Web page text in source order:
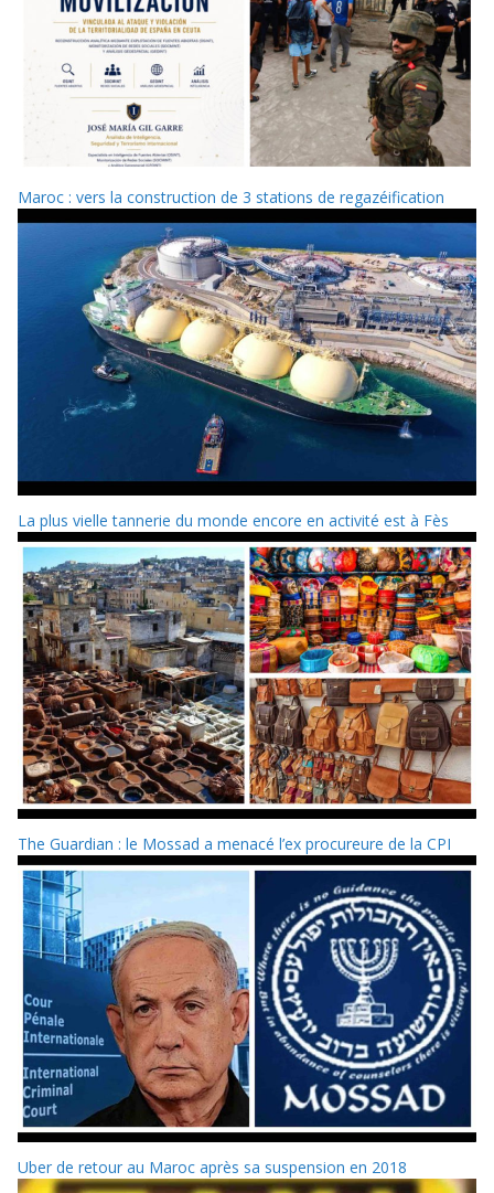
Maroc : vers la construction de 3 stations de regazéification
La plus vielle tannerie du monde encore en activité est à Fès
The Guardian : le Mossad a menacé l’ex procureure de la CPI
Uber de retour au Maroc après sa suspension en 2018